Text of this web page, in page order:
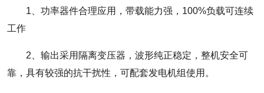
1、功率器件合理应用，带载能力强，100%负载可连续
工作
2、输出采用隔离变压器，波形纯正稳定，整机安全可
靠，具有较强的抗干扰性，可配套发电机组使用。